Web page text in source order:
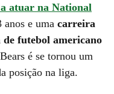
atuar na National
anos e uma carreira
futebol americano
é se tornou um
posição na liga.